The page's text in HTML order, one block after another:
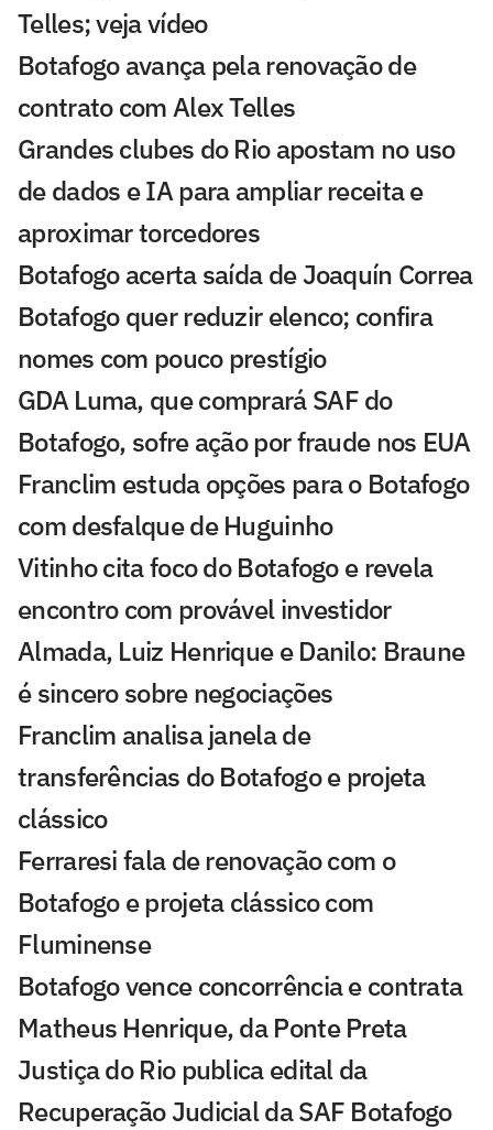
Telles; veja vídeo
Botafogo avança pela renovação de
contrato com Alex Telles
Grandes clubes do Rio apostam no uso
de dados e IA para ampliar receita e
aproximar torcedores
Botafogo acerta saída de Joaquín Correa
Botafogo quer reduzir elenco; confira
nomes com pouco prestígio
GDA Luma, que comprará SAF do
Botafogo, sofre ação por fraude nos EUA
Franclim estuda opções para o Botafogo
com desfalque de Huguinho
Vitinho cita foco do Botafogo e revela
encontro com provável investidor
Almada, Luiz Henrique e Danilo: Braune
é sincero sobre negociações
Franclim analisa janela de
transferências do Botafogo e projeta
clássico
Ferraresi fala de renovação com o
Botafogo e projeta clássico com
Fluminense
Botafogo vence concorrência e contrata
Matheus Henrique, da Ponte Preta
Justiça do Rio publica edital da
Recuperação Judicial da SAF Botafogo